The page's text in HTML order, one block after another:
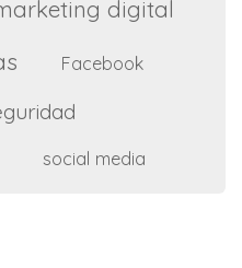
digital
Facebook
social media